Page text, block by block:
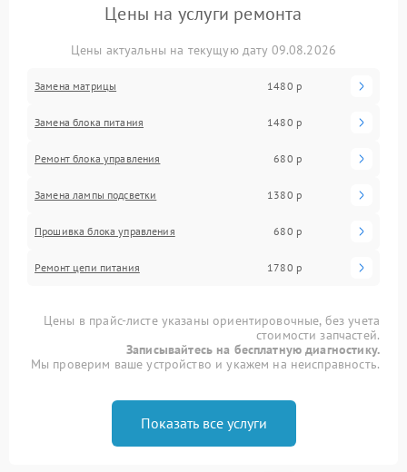
Цены на услуги ремонта
Цены актуальны на текущую дату 09.08.2026
Замена матрицы 1480 р
Замена блока питания 1480 р
Ремонт блока управления 680 р
Замена лампы подсветки 1380 р
Прошивка блока управления 680 р
Ремонт цепи питания 1780 р
Цены в прайс-листе указаны ориентировочные, без учета
стоимости запчастей.
Записывайтесь на бесплатную диагностику.
Мы проверим ваше устройство и укажем на неисправность.
Показать все услуги